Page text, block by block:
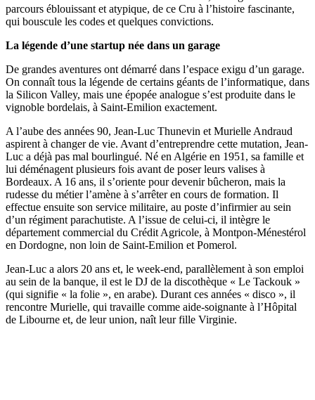
parcours éblouissant et atypique, de ce Cru à l’histoire fascinante,
qui bouscule les codes et quelques convictions.
La légende d’une startup née dans un garage
De grandes aventures ont démarré dans l’espace exigu d’un garage.
On connaît tous la légende de certains géants de l’informatique, dans
la Silicon Valley, mais une épopée analogue s’est produite dans le
vignoble bordelais, à Saint-Emilion exactement.
A l’aube des années 90, Jean-Luc Thunevin et Murielle Andraud
aspirent à changer de vie. Avant d’entreprendre cette mutation, Jean-
Luc a déjà pas mal bourlingué. Né en Algérie en 1951, sa famille et
lui déménagent plusieurs fois avant de poser leurs valises à
Bordeaux. A 16 ans, il s’oriente pour devenir bûcheron, mais la
rudesse du métier l’amène à s’arrêter en cours de formation. Il
effectue ensuite son service militaire, au poste d’infirmier au sein
d’un régiment parachutiste. A l’issue de celui-ci, il intègre le
département commercial du Crédit Agricole, à Montpon-Ménestérol
en Dordogne, non loin de Saint-Emilion et Pomerol.
Jean-Luc a alors 20 ans et, le week-end, parallèlement à son emploi
au sein de la banque, il est le DJ de la discothèque « Le Tackouk »
(qui signifie « la folie », en arabe). Durant ces années « disco », il
rencontre Murielle, qui travaille comme aide-soignante à l’Hôpital
de Libourne et, de leur union, naît leur fille Virginie.